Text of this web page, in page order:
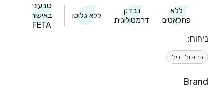
ללא
פתלאטים
נבדק
דרמטולוגית
ללא גלוטן
טבעוני
באישור
PETA
ניחוח:
פטשולי וניל
Brand: